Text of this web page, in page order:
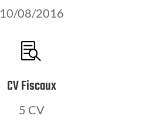
10/08/2016

CV Fiscaux
5 CV